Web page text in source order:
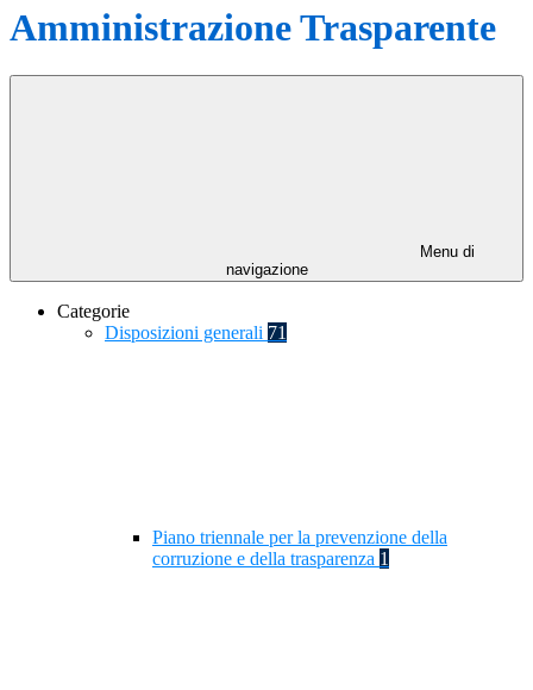
Amministrazione Trasparente
Menu di
navigazione
Categorie
Disposizioni generali 71
Piano triennale per la prevenzione della
corruzione e della trasparenza 1